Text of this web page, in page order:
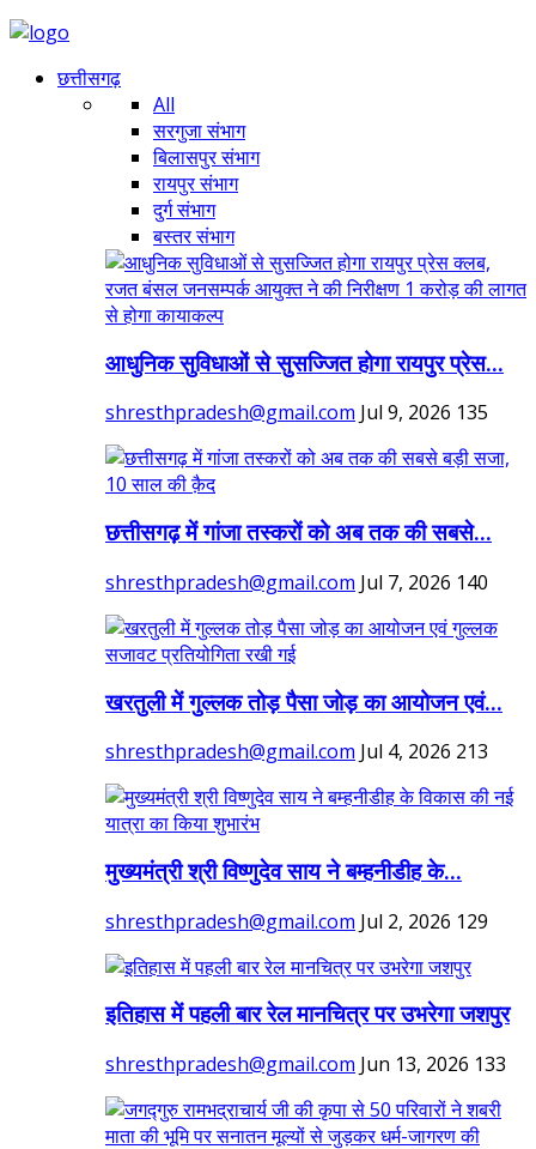
छत्तीसगढ़
All
सरगुजा संभाग
बिलासपुर संभाग
रायपुर संभाग
दुर्ग संभाग
बस्तर संभाग
आधुनिक सुविधाओं से सुसज्जित होगा रायपुर प्रेस...
shresthpradesh@gmail.com Jul 9, 2026 135
छत्तीसगढ़ में गांजा तस्करों को अब तक की सबसे...
shresthpradesh@gmail.com Jul 7, 2026 140
खरतुली में गुल्लक तोड़ पैसा जोड़ का आयोजन एवं...
shresthpradesh@gmail.com Jul 4, 2026 213
मुख्यमंत्री श्री विष्णुदेव साय ने बम्हनीडीह के...
shresthpradesh@gmail.com Jul 2, 2026 129
इतिहास में पहली बार रेल मानचित्र पर उभरेगा जशपुर
shresthpradesh@gmail.com Jun 13, 2026 133